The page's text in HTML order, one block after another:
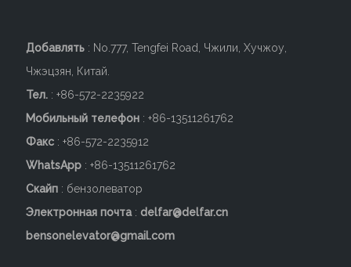
Добавлять : No.777, Tengfei Road, Чжили, Хучжоу,
Чжэцзян, Китай.
Тел. : +86-572-2235922
Мобильный телефон : +86-13511261762
Факс : +86-572-2235912
WhatsApp : +86-13511261762
Скайп : бензолеватор
Электронная почта: delfar@delfar.cn
bensonelevator@gmail.com